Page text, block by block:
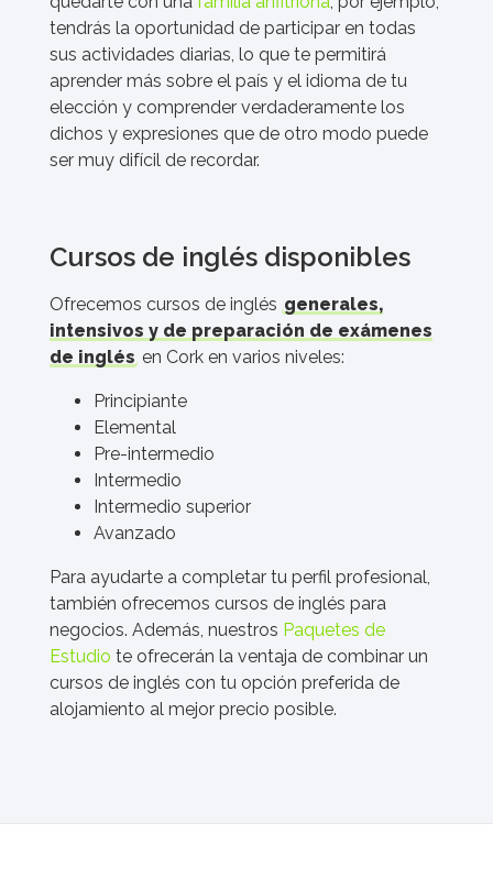
tendrás la oportunidad de participar en todas
sus actividades diarias, lo que te permitirá
aprender más sobre el país y el idioma de tu
elección y comprender verdaderamente los
dichos y expresiones que de otro modo puede
ser muy difícil de recordar.
Cursos de inglés disponibles
Ofrecemos cursos de inglés generales,
intensivos y de preparación de exámenes
de inglés en Cork en varios niveles:
Principiante
Elemental
Pre-intermedio
Intermedio
Intermedio superior
Avanzado
Para ayudarte a completar tu perfil profesional,
también ofrecemos cursos de inglés para
negocios. Además, nuestros Paquetes de
Estudio te ofrecerán la ventaja de combinar un
cursos de inglés con tu opción preferida de
alojamiento al mejor precio posible.